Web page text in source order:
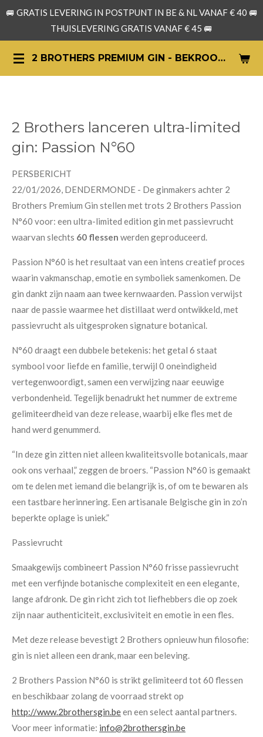
Ga
de
hoofdinhoud
2 BROTHERS PREMIUM GIN - BEKROONDE ARTISANALE GIN UIT BELGIË
🚐 GRATIS LEVERING IN POSTPUNT IN BE & NL VANAF € 40 🚐
THUISLEVERING GRATIS VANAF € 45 🚐
2 Brothers lanceren ultra-limited
gin: Passion N°60
PERSBERICHT
22/01/2026, DENDERMONDE - De ginmakers achter 2
Brothers Premium Gin stellen met trots 2 Brothers Passion
N°60 voor: een ultra-limited edition gin met passievrucht
waarvan slechts 60 flessen werden geproduceerd.
Passion N°60 is het resultaat van een intens creatief proces
waarin vakmanschap, emotie en symboliek samenkomen. De
gin dankt zijn naam aan twee kernwaarden. Passion verwijst
naar de passie waarmee het distillaat werd ontwikkeld, met
passievrucht als uitgesproken signature botanical.
N°60 draagt een dubbele betekenis: het getal 6 staat
symbool voor liefde en familie, terwijl 0 oneindigheid
vertegenwoordigt,samen een verwijzing naar eeuwige
verbondenheid. Tegelijk benadrukt het nummer de extreme
gelimiteerdheid van deze release, waarbij elke fles met de
hand werd genummerd.
“In deze gin zitten niet alleen kwaliteitsvollebotanicals, maar
ook ons verhaal,” zeggen de broers. “Passion N°60 is gemaakt
om te delen met iemand die belangrijk is, of om te bewaren als
een tastbare herinnering. Een artisanale Belgische gin in zo’n
beperkte oplage is uniek.”
Passievrucht
Smaakgewijs combineert Passion N°60 frisse passievrucht
met een verfijnde botanische complexiteit en een elegante,
lange afdronk. De gin richt zich tot liefhebbers die op zoek
zijn naar authenticiteit, exclusiviteit en emotie in een fles.
Met deze release bevestigt 2 Brothers opnieuw hun filosofie:
gin is niet alleen een drank, maar een beleving.
2 Brothers Passion N°60 is strikt gelimiteerd tot 60 flessen
en beschikbaar zolang de voorraad strektop
http://www.2brothersgin.been een select aantal partners.
Voor meer informatie: info@2brothersgin.be